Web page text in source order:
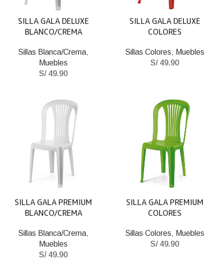
SILLA GALA DELUXE
BLANCO/CREMA
Sillas Blanca/Crema,
Muebles
S/49.90
SILLA GALA DELUXE
COLORES
Sillas Colores, Muebles
S/49.90
SILLA GALA PREMIUM
BLANCO/CREMA
Sillas Blanca/Crema,
Muebles
S/49.90
SILLA GALA PREMIUM
COLORES
Sillas Colores, Muebles
S/49.90